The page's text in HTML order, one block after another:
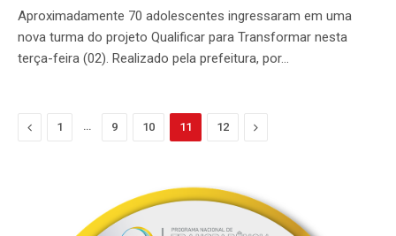
Aproximadamente 70 adolescentes ingressaram em uma
nova turma do projeto Qualificar para Transformar nesta
terça-feira (02). Realizado pela prefeitura, por…
Anterior
1 … 9 10 11 12 Proximo